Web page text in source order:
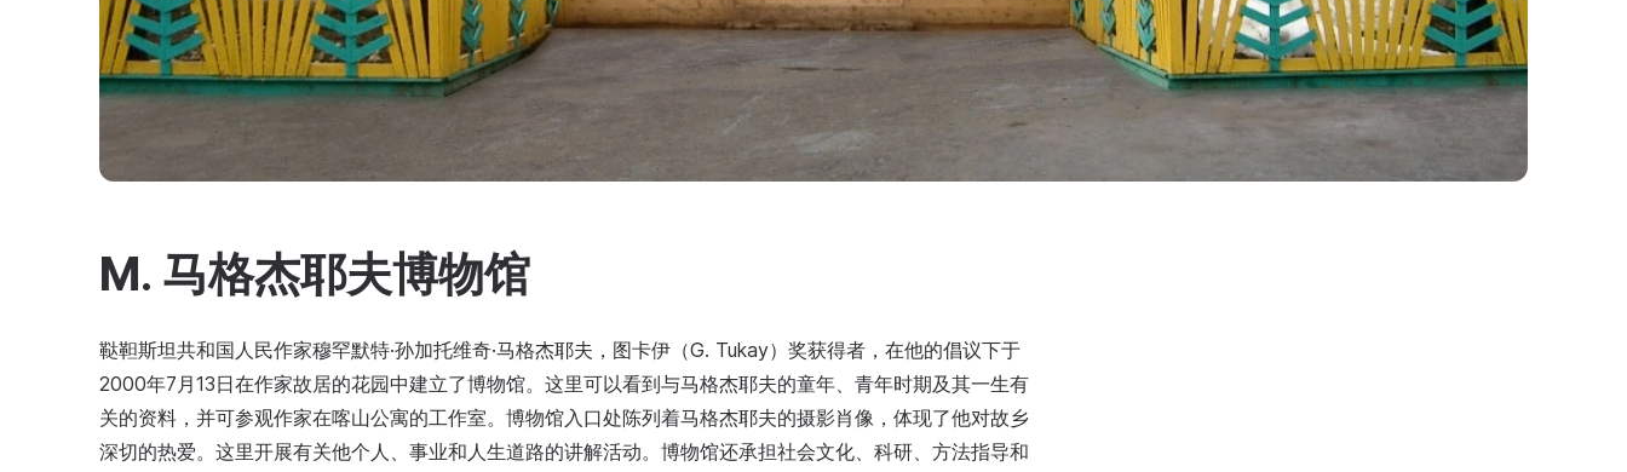
M. 马格杰耶夫博物馆
鞑靼斯坦共和国人民作家穆罕默特·孙加托维奇·马格杰耶夫，图卡伊（G. Tukay）奖获得者，在他的倡议下于
2000年7月13日在作家故居的花园中建立了博物馆。这里可以看到与马格杰耶夫的童年、青年时期及其一生有
关的资料，并可参观作家在喀山公寓的工作室。博物馆入口处陈列着马格杰耶夫的摄影肖像，体现了他对故乡
深切的热爱。这里开展有关他个人、事业和人生道路的讲解活动。博物馆还承担社会文化、科研、方法指导和